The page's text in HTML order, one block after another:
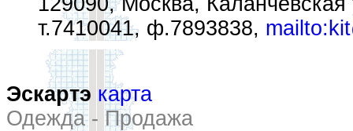
т.7410041, ф.7893838,
Эскартэ карта
Одежда - Продажа